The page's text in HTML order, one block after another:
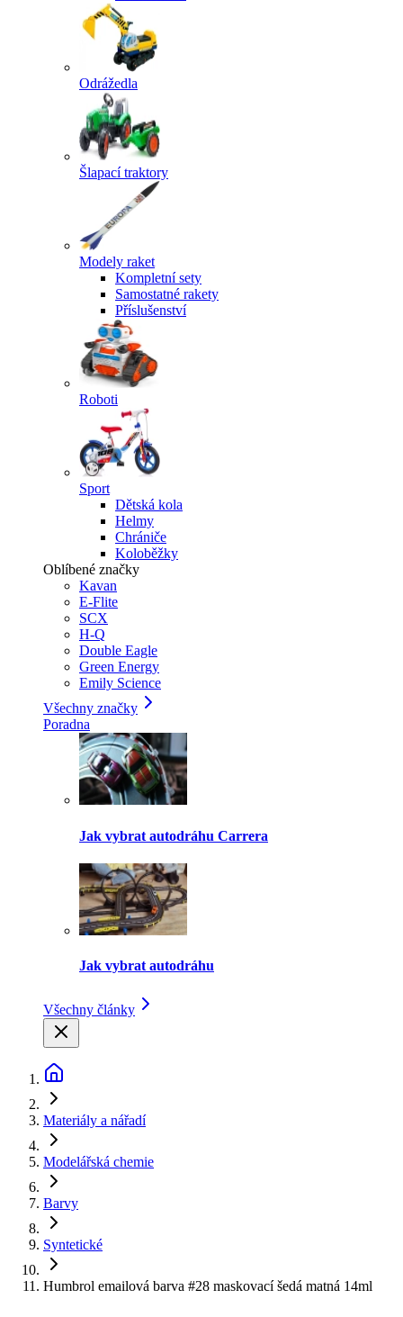
Odrážedla
Šlapací traktory
Modely raket
Kompletní sety
Samostatné rakety
Příslušenství
Roboti
Sport
Dětská kola
Helmy
Chrániče
Koloběžky
Oblíbené značky
Kavan
E-Flite
SCX
H-Q
Double Eagle
Green Energy
Emily Science
Všechny značky
Poradna
Jak vybrat autodráhu Carrera
Jak vybrat autodráhu
Všechny články
Materiály a nářadí
Modelářská chemie
Barvy
Syntetické
Humbrol emailová barva #28 maskovací šedá matná 14ml